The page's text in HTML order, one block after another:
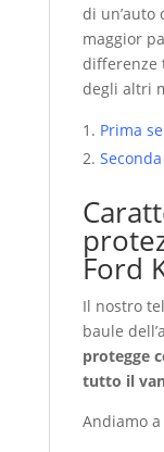
di un’auto
maggior
differenze
degli altri
Prima
Ford
Il nostro
baule
protegge
tutto il
Andiamo